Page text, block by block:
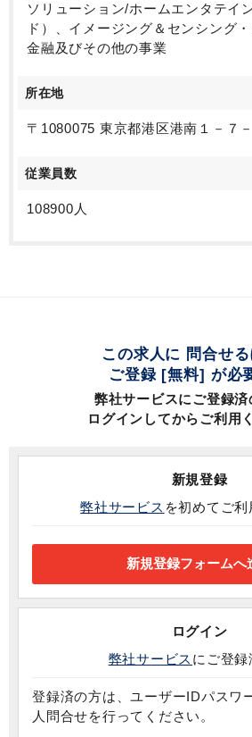
ソリューション/ホームエンタテイ
ド）、イメージング＆センシング
金融及びその他の事業
所在地
〒1080075 東京都港区港南１－７－
従業員数
108900人
この求人に 問合せる
ご登録 [無料] が必
弊社サービスにご登録済
ログインしてからご利用
新規登録
弊社サービス を初めてご
ログイン
弊社サービス にご登録
登録済の方は、ユーザーIDパスワ
人問合せを行ってください。